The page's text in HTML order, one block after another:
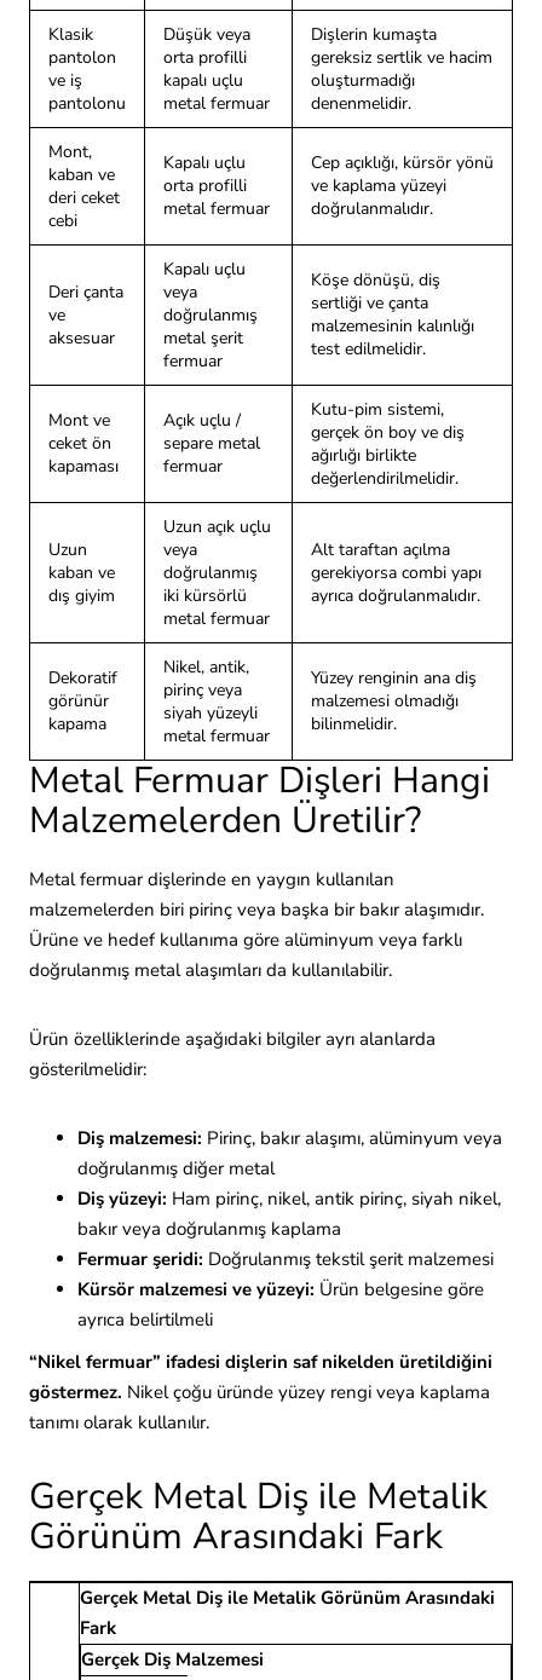
Klasik
pantolon
ve iş
pantolonu
Düşük veya
orta profilli
kapalı uçlu
metal fermuar
Dişlerin kumaşta
gereksiz sertlik ve hacim
oluşturmadığı
denenmelidir.
Mont,
kaban ve
deri ceket
cebi
Kapalı uçlu
orta profilli
metal fermuar
Cep açıklığı, kürsör yönü
ve kaplama yüzeyi
doğrulanmalıdır.
Deri çanta
ve
aksesuar
Kapalı uçlu
veya
doğrulanmış
metal şerit
fermuar
Köşe dönüşü, diş
sertliği ve çanta
malzemesinin kalınlığı
test edilmelidir.
Mont ve
ceket ön
kapaması
Açık uçlu /
separe metal
fermuar
Kutu-pim sistemi,
gerçek ön boy ve diş
ağırlığı birlikte
değerlendirilmelidir.
Uzun
kaban ve
dış giyim
Uzun açık uçlu
veya
doğrulanmış
iki kürsörlü
metal fermuar
Alt taraftan açılma
gerekiyorsa combi yapı
ayrıca doğrulanmalıdır.
Dekoratif
görünür
kapama
Nikel, antik,
pirinç veya
siyah yüzeyli
metal fermuar
Yüzey renginin ana diş
malzemesi olmadığı
bilinmelidir.
Metal Fermuar Dişleri Hangi
Malzemelerden Üretilir?
Metal fermuar dişlerinde en yaygın kullanılan
malzemelerden biri pirinç veya başka bir bakır alaşımıdır.
Ürüne ve hedef kullanıma göre alüminyum veya farklı
doğrulanmış metal alaşımları da kullanılabilir.
Ürün özelliklerinde aşağıdaki bilgiler ayrı alanlarda
gösterilmelidir:
Diş malzemesi: Pirinç, bakır alaşımı, alüminyum veya
doğrulanmış diğer metal
Diş yüzeyi: Ham pirinç, nikel, antik pirinç, siyah nikel,
bakır veya doğrulanmış kaplama
Fermuar şeridi: Doğrulanmış tekstil şerit malzemesi
Kürsör malzemesi ve yüzeyi: Ürün belgesine göre
ayrıca belirtilmeli
“Nikel fermuar” ifadesi dişlerin saf nikelden üretildiğini
göstermez. Nikel çoğu üründe yüzey rengi veya kaplama
tanımı olarak kullanılır.
Gerçek Metal Diş ile Metalik
Görünüm Arasındaki Fark
Gerçek Metal Diş ile Metalik Görünüm Arasındaki
Fark
Gerçek Diş Malzemesi